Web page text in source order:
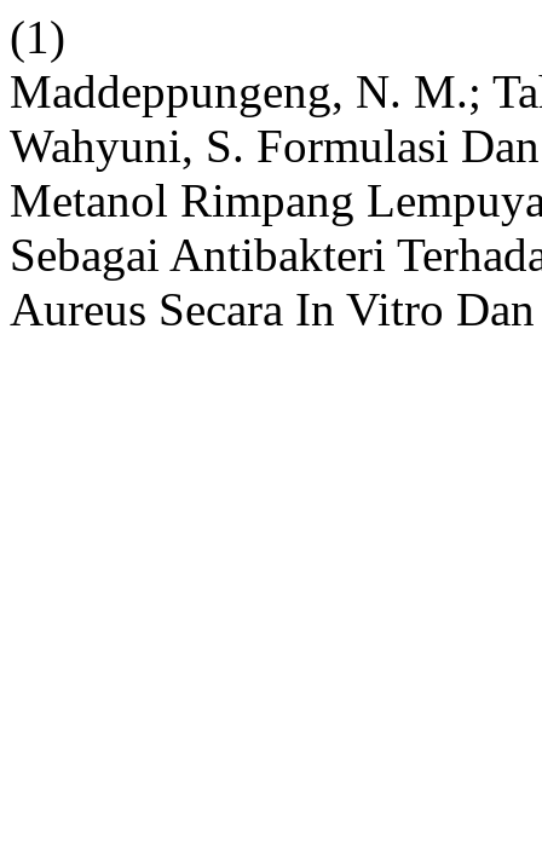
(1)
Maddeppungeng, N. M.;
Wahyuni, S. Formulasi
Metanol Rimpang
Sebagai Antibakteri
Aureus Secara In Vitro